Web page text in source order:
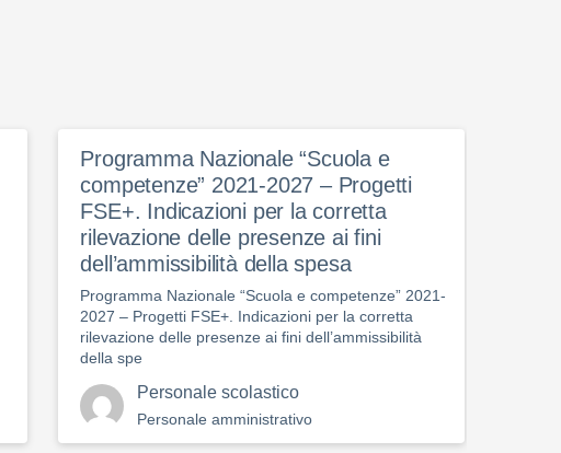
Programma Nazionale “Scuola e
competenze” 2021-2027 – Progetti
FSE+. Indicazioni per la corretta
rilevazione delle presenze ai fini
dell’ammissibilità della spesa
Programma Nazionale “Scuola e competenze” 2021-
2027 – Progetti FSE+. Indicazioni per la corretta
rilevazione delle presenze ai fini dell’ammissibilità
della spe
Personale scolastico
Personale amministrativo